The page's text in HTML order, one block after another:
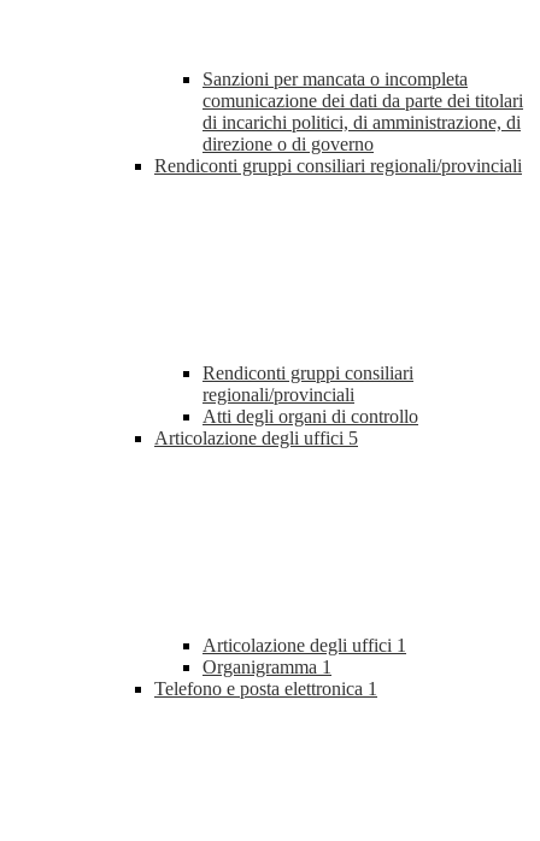
Sanzioni per mancata o incompleta
comunicazione dei dati da parte dei titolari
di incarichi politici, di amministrazione, di
direzione o di governo
Rendiconti gruppi consiliari regionali/provinciali
Rendiconti gruppi consiliari
regionali/provinciali
Atti degli organi di controllo
Articolazione degli uffici 5
Articolazione degli uffici 1
Organigramma 1
Telefono e posta elettronica 1